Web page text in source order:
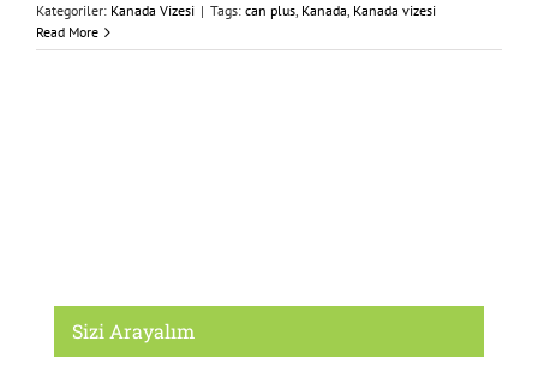
Kategoriler: Kanada Vizesi | Tags: can plus, Kanada, Kanada vizesi
Read More
Sizi Arayalım